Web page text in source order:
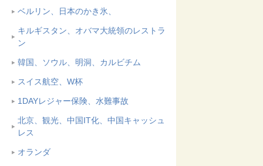
ベルリン、日本のかき氷、
キルギスタン、オバマ大統領のレストラ
ン
韓国、ソウル、明洞、カルビチム
スイス航空、W杯
1DAYレジャー保険、水難事故
北京、観光、中国IT化、中国キャッシュ
レス
オランダ